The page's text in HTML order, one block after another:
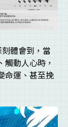
體會到，當
動人心時，
命運、甚至挽